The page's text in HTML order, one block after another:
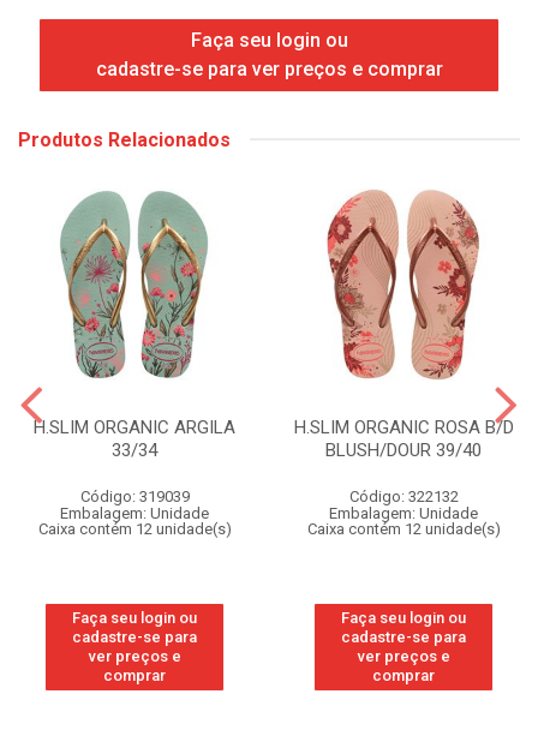
Faça seu login ou
cadastre-se para ver preços e comprar
Produtos Relacionados
H.SLIM ORGANIC ARGILA
33/34
Código: 319039
Embalagem: Unidade
Caixa contém 12 unidade(s)
Faça seu login ou
cadastre-se para
ver preços e
comprar
H.SLIM ORGANIC ROSA B/D
BLUSH/DOUR 39/40
Código: 322132
Embalagem: Unidade
Caixa contém 12 unidade(s)
Faça seu login ou
cadastre-se para
ver preços e
comprar